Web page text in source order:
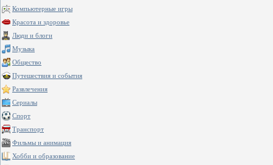
Компьютерные игры
Красота и здоровье
Люди и блоги
Музыка
Общество
Путешествия и события
Развлечения
Сериалы
Спорт
Транспорт
Фильмы и анимация
Хобби и образование